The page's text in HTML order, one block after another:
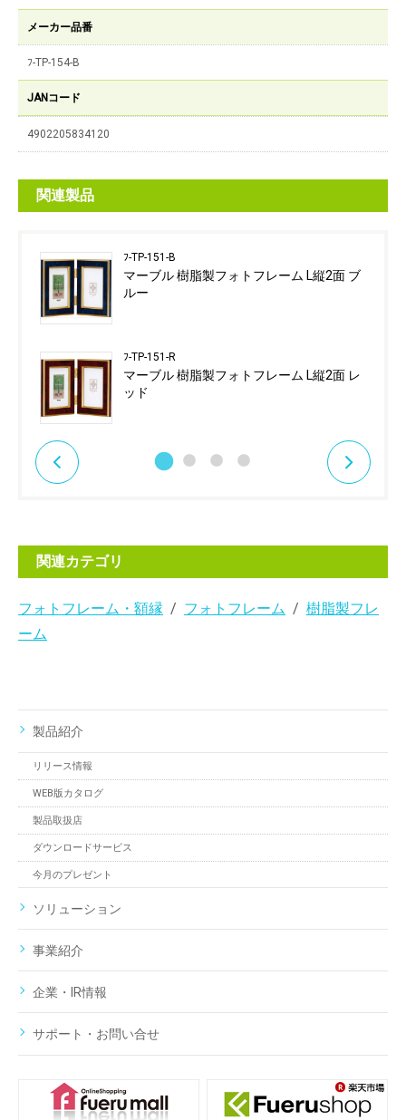
メーカー品番
ﾌ-TP-154-B
JANコード
4902205834120
関連製品
ﾌ-TP-151-B
マーブル 樹脂製フォトフレーム L縦2面 ブ
ルー
ﾌ-TP-151-R
マーブル 樹脂製フォトフレーム L縦2面 レ
ッド
関連カテゴリ
フォトフレーム・額縁 フォトフレーム
樹脂製フレ
ーム
製品紹介
リリース情報
WEB版カタログ
製品取扱店
ダウンロードサービス
今月のプレゼント
ソリューション
事業紹介
企業・IR情報
サポート・お問い合せ